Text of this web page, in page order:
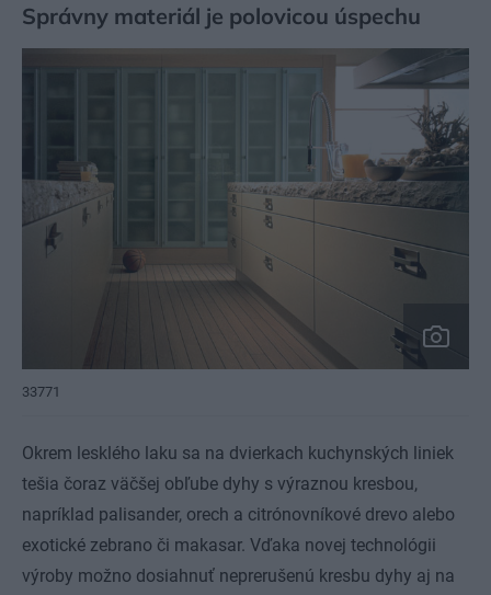
Správny materiál je polovicou úspechu
33771
Okrem lesklého laku sa na dvierkach kuchynských liniek
tešia čoraz väčšej obľube dyhy s výraznou kresbou,
napríklad palisander, orech a citrónovníkové drevo alebo
exotické zebrano či makasar. Vďaka novej technológii
výroby možno dosiahnuť neprerušenú kresbu dyhy aj na